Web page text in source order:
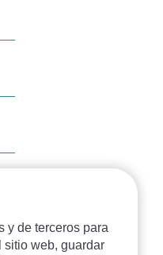
y de terceros para
sitio web, guardar